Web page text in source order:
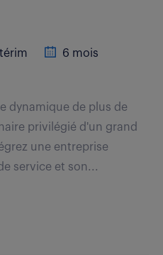
6 mois
dynamique de plus de
privilégié d'un grand
une entreprise
service et son...